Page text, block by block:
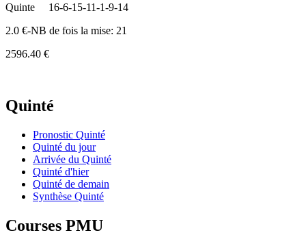
Quinte
16-6-15-11-1-9-14
2.0 €-NB de fois la mise: 21
2596.40 €
Quinté
Pronostic Quinté
Quinté du jour
Arrivée du Quinté
Quinté d'hier
Quinté de demain
Synthèse Quinté
Courses PMU